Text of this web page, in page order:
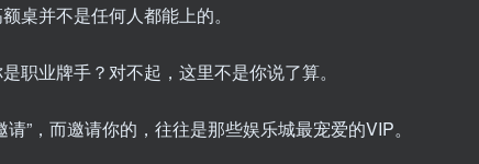
桌并不是任何人都能上的。
职业牌手？对不起，这里不是你说了算。
请”，而邀请你的，往往是那些娱乐城最宠爱的VIP。